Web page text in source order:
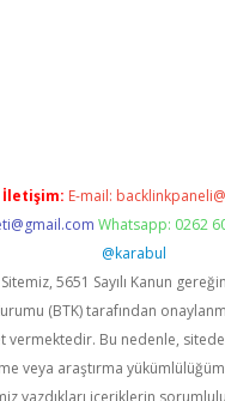
İletişim: E-mail:
Whatsapp: 0262
@karabul
Sitemiz, 5651 Sayılı Kanun
(BTK) tarafından
vermektedir. Bu nedenle,
veya araştırma
yazdıkları içeriklerin